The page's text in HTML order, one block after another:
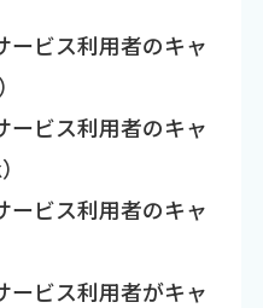
ービス利用者のキャ
ービス利用者のキャ
ービス利用者のキャ
ービス利用者がキャ